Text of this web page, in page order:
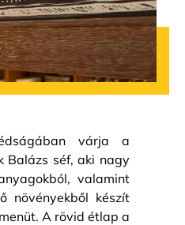
várja a
Balázs séf, aki nagy
valamint
növényekből készít
A rövid étlap a